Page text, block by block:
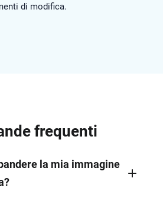
di modifica.
frequenti
la mia immagine